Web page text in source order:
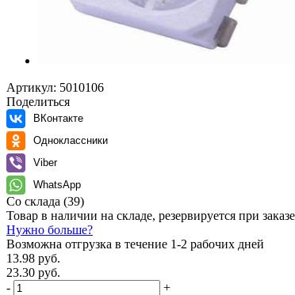
Артикул: 5010106
Поделиться
ВКонтакте
Одноклассники
Viber
WhatsApp
Со склада (39)
Товар в наличии на складе, резервируется при заказе
Нужно больше?
Возможна отгрузка в течение 1-2 рабочих дней
13.98 руб.
23.30 руб.
-
+